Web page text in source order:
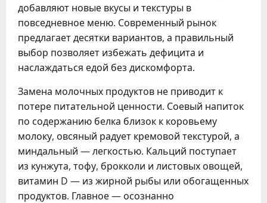
добавляют новые вкусы и текстуры в
повседневное меню. Современный рынок
предлагает десятки вариантов, а правильный
выбор позволяет избежать дефицита и
наслаждаться едой без дискомфорта.
Замена молочных продуктов не приводит к
потере питательной ценности. Соевый напиток
по содержанию белка близок к коровьему
молоку, овсяный радует кремовой текстурой, а
миндальный — легкостью. Кальций поступает
из кунжута, тофу, брокколи и листовых овощей,
витамин D — из жирной рыбы или обогащенных
продуктов. Главное — осознанно